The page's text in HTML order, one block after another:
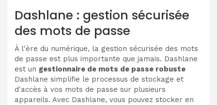
Dashlane : gestion sécurisée
des mots de passe
À l'ère du numérique, la gestion sécurisée des mots
de passe est plus importante que jamais. Dashlane
est un gestionnaire de mots de passe robuste
Dashlane simplifie le processus de stockage et
d'accès à vos mots de passe sur plusieurs
appareils. Avec Dashlane, vous pouvez stocker en